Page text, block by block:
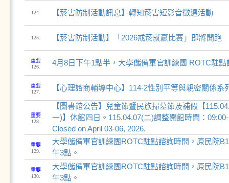
124. 【菸害防制活動訊息】轉知菸害短影音徵選活動
125. 【菸害防制活動】「2026戒菸就贏比賽」即將開跑
重要
126.
4月8日下午1點半，大學儲備軍官訓練團 ROTC駐點
重要
127.
【心理諮商輔導中心】114-2性別平等與親密關係系
重要
128.
【圖書館公告】兒童節暨民族掃墓節及補假【
一)】休館四日。115.04.07(二)調整開館時間：
Closed on April 03-06, 2026.
重要
129.
大學儲備軍官訓練團ROTC駐點諮詢時間，原民院
午3點。
重要
130.
大學儲備軍官訓練團ROTC駐點諮詢時間，原民院
午3點。